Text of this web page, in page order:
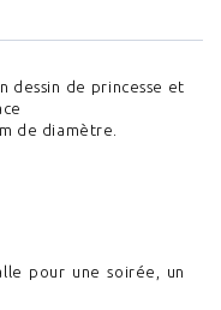
dessin de princesse et
de diamètre.
pour une soirée, un